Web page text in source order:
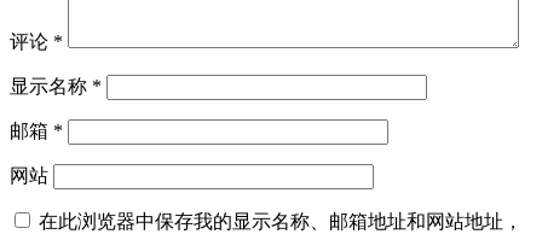
评论 *
显示名称 *
邮箱 *
网站
在此浏览器中保存我的显示名称、邮箱地址和网站地址，